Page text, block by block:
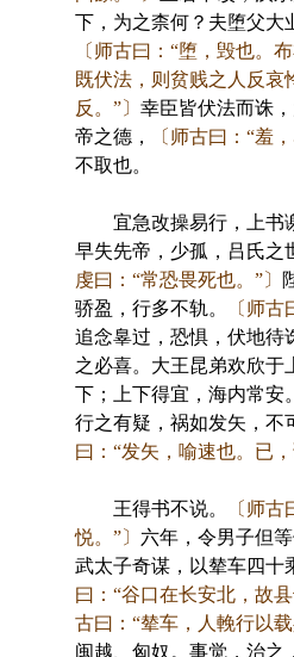
下，为之柰何？夫堕父大
〔师古曰：“堕，毁也。
既伏法，则贫贱之人反哀
反。”〕 幸臣皆伏法而诛
帝之德，
〔师古曰：“羞，
不取也。
宜急改操易行，上书
早失先帝，少孤，吕氏之
虔曰：“常恐畏死也。”〕
骄盈，行多不轨。
〔师古
追念辠过，恐惧，伏地待
之必喜。大王昆弟欢欣于
下；上下得宜，海内常安
行之有疑，祸如发矢，不
曰：“发矢，喻速也。已，
王得书不说。
〔师
悦。”〕 六年，令男子但
武太子奇谋，以辇车四十
曰：“谷口在长安北，故
古曰：“辇车，人輓行以载
闽越、匈奴。事觉，治之